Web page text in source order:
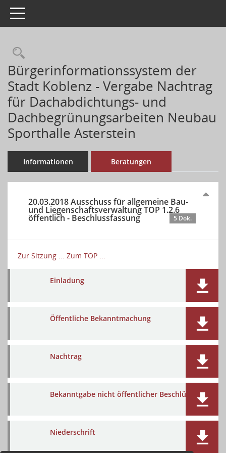
Toggle navigation
Rechercheauswahl
Bürgerinformationssystem der
Stadt Koblenz - Vergabe Nachtrag
für Dachabdichtungs- und
Dachbegrünungsarbeiten Neubau
Sporthalle Asterstein
Informationen Beratungen
20.03.2018 Ausschuss für allgemeine Bau-
und Liegenschaftsverwaltung TOP 1.2.6
öffentlich - Beschlussfassung 5 Dok.
Zur Sitzung ... Zum TOP ...
Einladung
Öffentliche Bekanntmachung
Nachtrag
Bekanntgabe nicht öffentlicher Beschlüsse
Niederschrift